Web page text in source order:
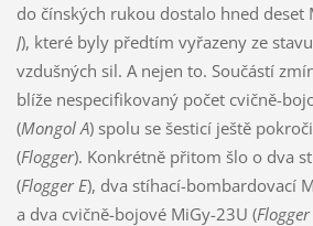
do čínských rukou dostalo hned deset
J), které byly předtím vyřazeny ze
vzdušných sil. A nejen to. Součástí
blíže nespecifikovaný počet cvičně-
(Mongol A) spolu se šesticí ještě
(Flogger). Konkrétně přitom šlo o dva
(Flogger E), dva stíhací-bombardovací
a dva cvičně-bojové MiGy-23U (Flogger